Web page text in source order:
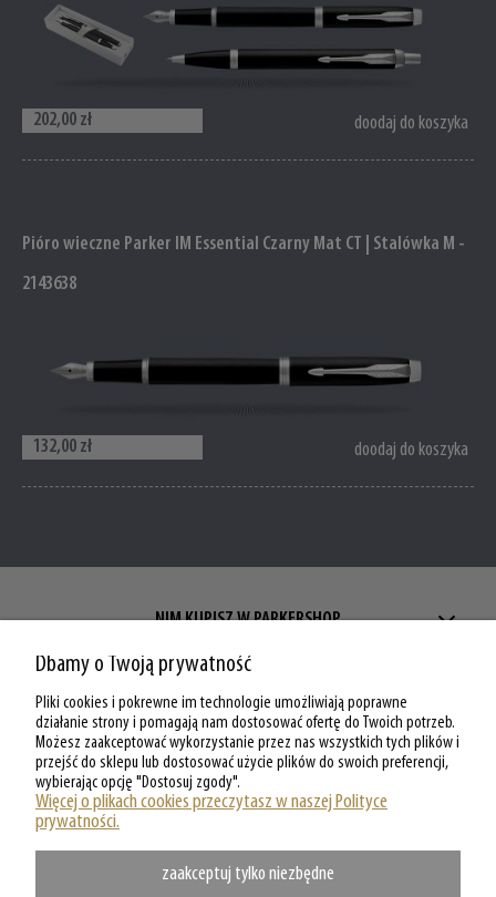
202,00 zł doodaj do koszyka
Pióro wieczne Parker IM Essential Czarny Mat CT | Stalówka M -
2143638
132,00 zł doodaj do koszyka
NIM KUPISZ W PARKERSHOP
ZAKUPY W PARKERSHOP
MOJE KONTO W PARKERSHOP
O PARKERSHOP
Dbamy o Twoją prywatność
Pliki cookies i pokrewne im technologie umożliwiają poprawne
działanie strony i pomagają nam dostosować ofertę do Twoich potrzeb.
Możesz zaakceptować wykorzystanie przez nas wszystkich tych plików i
przejść do sklepu lub dostosować użycie plików do swoich preferencji,
wybierając opcję "Dostosuj zgody".
Więcej o plikach cookies przeczytasz w naszej Polityce
prywatności.
zaakceptuj tylko niezbędne